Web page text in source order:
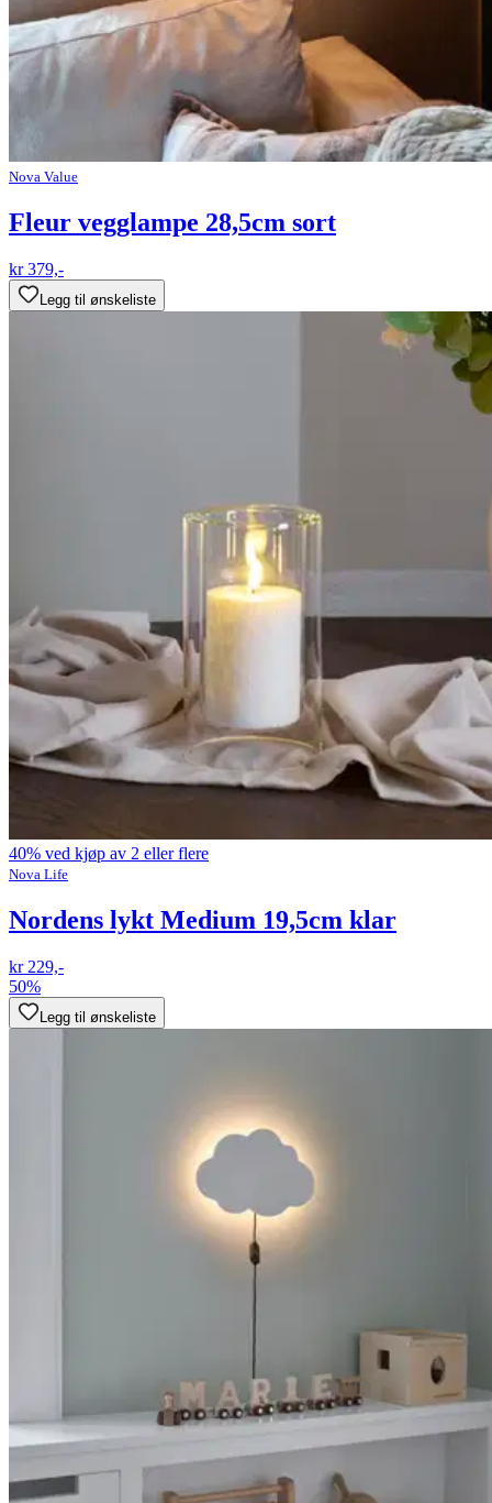
Nova Value
Fleur vegglampe 28,5cm sort
kr 379,-
Legg til ønskeliste
40% ved kjøp av 2 eller flere
Nova Life
Nordens lykt Medium 19,5cm klar
kr 229,-
50%
Legg til ønskeliste